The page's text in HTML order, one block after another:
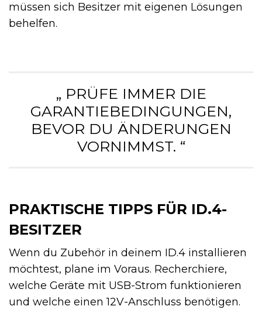
müssen sich Besitzer mit eigenen Lösungen
behelfen.
„ PRÜFE IMMER DIE
GARANTIEBEDINGUNGEN,
BEVOR DU ÄNDERUNGEN
VORNIMMST. “
PRAKTISCHE TIPPS FÜR ID.4-
BESITZER
Wenn du Zubehör in deinem ID.4 installieren
möchtest, plane im Voraus. Recherchiere,
welche Geräte mit USB-Strom funktionieren
und welche einen 12V-Anschluss benötigen.